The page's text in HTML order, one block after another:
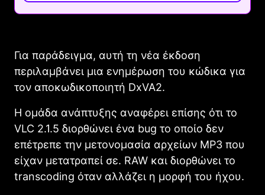
Για παράδειγμα, αυτή τη νέα έκδοση
περιλαμβάνει μια ενημέρωση του κώδικα για
τον αποκωδικοποιητή DxVA2.
Η ομάδα ανάπτυξης αναφέρει επίσης ότι το
VLC 2.1.5 διορθώνει ένα bug το οποίο δεν
επέτρεπε την μετονομασία αρχείων MP3 που
είχαν μετατραπεί σε. RAW και διορθώνει το
transcoding όταν αλλάζει η μορφή του ήχου.